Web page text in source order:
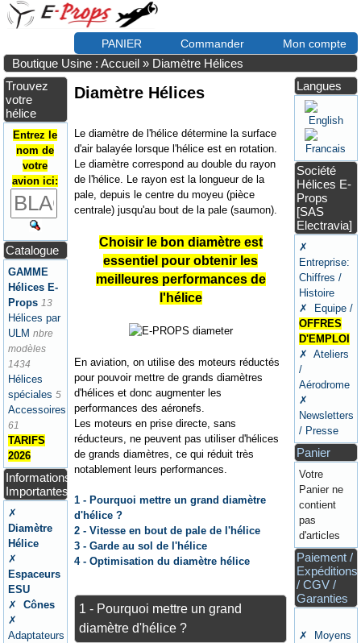
PANIER Commander Mon compte
Boutique Usine : Accueil » Diamètre Hélices
Trouvez
votre
hélice
Entrez le
nom de
votre
avion ici:
Catalogue
GAMME
Hélices E-
Props 13
Hélices par
ULM nbre
modèles
1434
Hélices
spéciales 5
Accessoires
61
TARIFS
2026
Informations
Importantes
✗
Diamètre
Hélice
✗
Espaceurs
ESU
✗
Cônes
✗
Adaptateurs
Diamètre Hélices
Le diamètre de l'hélice détermine la surface
d'air balayée lorsque l'hélice est en rotation.
Le diamètre correspond au double du rayon
de l'hélice. Le rayon est la longueur de la
pale, depuis le centre du moyeu (pièce
centrale) jusqu'au bout de la pale (saumon).
Choisir le bon diamètre est
essentiel pour obtenir les
meilleures performances de
l'hélice
En aviation, on utilise des moteurs réductés
pour pouvoir mettre de grands diamètres
d'hélices et donc augmenter les
performances des aéronefs.
Les moteurs en prise directe, sans
réducteurs, ne peuvent pas utiliser d'hélices
de grands diamètres, ce qui réduit très
notablement leurs performances.
1 - Pourquoi mettre un grand diamètre
d'hélice ?
2 - Vitesse en bout de pale de l'hélice
3 - Garde au sol de l'hélice
4 - Optimisation du diamètre hélice
1 - Pourquoi mettre un grand
diamètre d'hélice ?
Langues
Société
Hélices E-
Props
[SAS
Electravia]
✗
Entreprise:
Chiffres /
Histoire
✗ Equipe /
OFFRES
D'EMPLOI
✗ Ateliers
/
Aérodrome
✗
Newsletters
/ Presse
Panier
Votre
Panier ne
contient
pas
d'articles
Paiement /
Expéditions
/ CGV /
Garanties
✗ Moyens